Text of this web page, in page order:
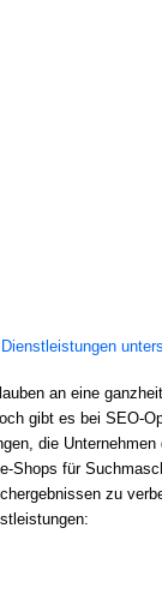
an eine
gibt es bei SEO-
die
Shops für
zu